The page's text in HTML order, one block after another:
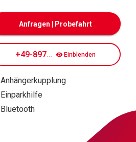
Anfragen | Probefahrt
+49-89708084190 Einblenden
Anhängerkupplung
Einparkhilfe
Bluetooth